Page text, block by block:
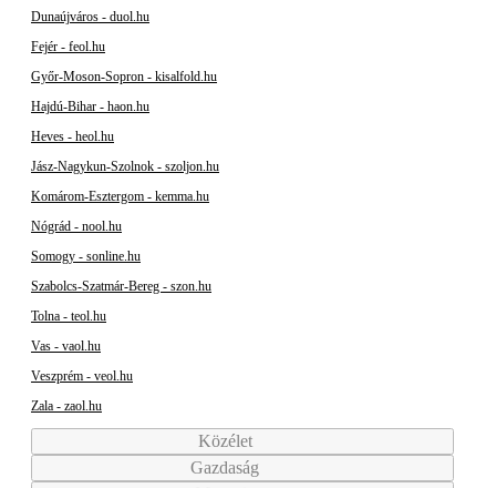
Dunaújváros - duol.hu
Fejér - feol.hu
Győr-Moson-Sopron - kisalfold.hu
Hajdú-Bihar - haon.hu
Heves - heol.hu
Jász-Nagykun-Szolnok - szoljon.hu
Komárom-Esztergom - kemma.hu
Nógrád - nool.hu
Somogy - sonline.hu
Szabolcs-Szatmár-Bereg - szon.hu
Tolna - teol.hu
Vas - vaol.hu
Veszprém - veol.hu
Zala - zaol.hu
Közélet
Gazdaság